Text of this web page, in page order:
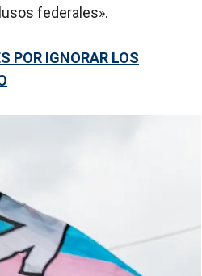
federales».
POR IGNORAR LOS